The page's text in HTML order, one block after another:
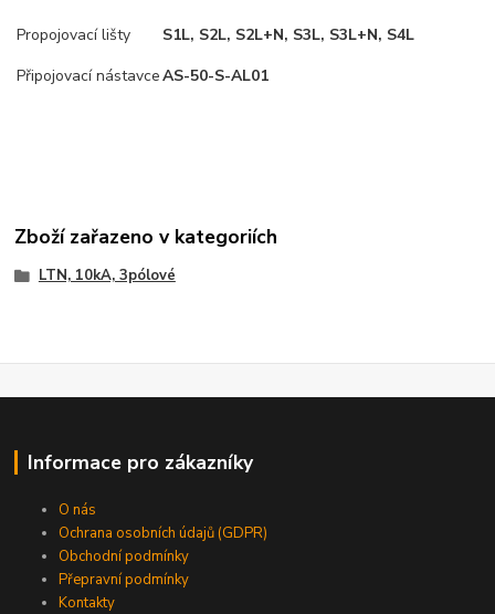
Propojovací lišty
S1L, S2L, S2L+N, S3L, S3L+N, S4L
Připojovací nástavceAS-50-S-AL01
Zboží zařazeno v kategoriích
LTN, 10kA, 3pólové
Informace pro zákazníky
O nás
Ochrana osobních údajů (GDPR)
Obchodní podmínky
Přepravní podmínky
Kontakty